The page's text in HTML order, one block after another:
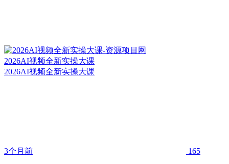
2026AI视频全新实操大课
2026AI视频全新实操大课
3个月前 165